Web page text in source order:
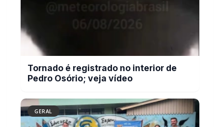
Tornado é registrado no interior de
Pedro Osório; veja vídeo
GERAL